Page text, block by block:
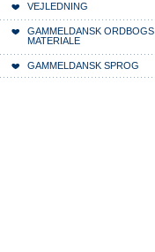
VEJLEDNING
GAMMELDANSK ORDBOGS
MATERIALE
GAMMELDANSK SPROG